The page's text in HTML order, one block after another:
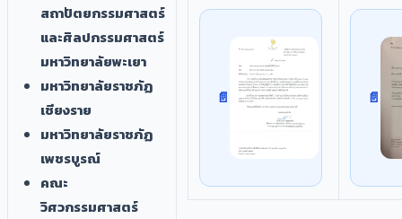
สถาปัตยกรรมศาสตร์
และศิลปกรรมศาสตร์
มหาวิทยาลัยพะเยา
มหาวิทยาลัยราชภัฏ
เชียงราย
มหาวิทยาลัยราชภัฏ
เพชรบูรณ์
คณะ
วิศวกรรมศาสตร์